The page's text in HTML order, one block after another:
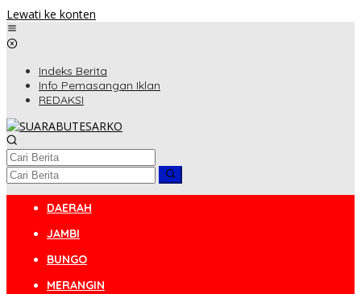
Lewati ke konten
Indeks Berita
Info Pemasangan Iklan
REDAKSI
DAERAH
JAMBI
BUNGO
MERANGIN